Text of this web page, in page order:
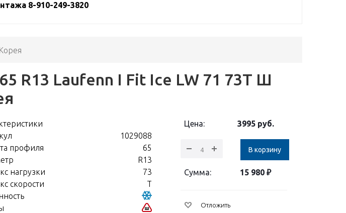
8-910-249-3820
R13 Laufenn I Fit Ice LW 71 73T Ш
Цена: 3995 руб.
В корзину
Сумма: 15 980 ₽
Отложить
1029088
профиля
65
R13
нагрузки
73
скорости
T